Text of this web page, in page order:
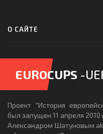
О САЙТЕ
EUROCUPS -
Проект "История
был запущен 11 апреля 2010
Александром Шатуновым